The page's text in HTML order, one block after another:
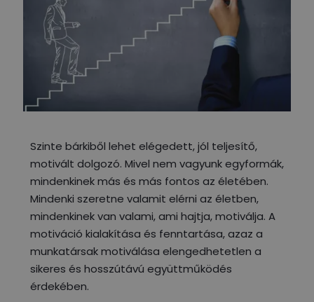
Szinte bárkiből lehet elégedett, jól teljesítő,
motivált dolgozó. Mivel nem vagyunk egyformák,
mindenkinek más és más fontos az életében.
Mindenki szeretne valamit elérni az életben,
mindenkinek van valami, ami hajtja, motiválja. A
motiváció kialakítása és fenntartása, azaz a
munkatársak motiválása elengedhetetlen a
sikeres és hosszútávú együttműködés
érdekében.